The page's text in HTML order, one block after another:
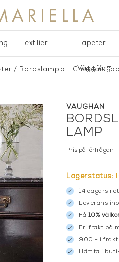
Textilier Tapeter |
Väggfärg
/ Bordslampa - Chablais
VAUGHAN
LAMP
Pris på förfrågan
Lagerstatus:
14 dagars
Leverans
Få 10%
Fri frakt på
900:- i frakt
Hämta i